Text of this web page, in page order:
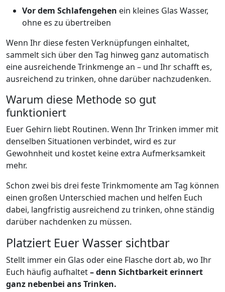
Vor dem Schlafengehen ein kleines Glas Wasser,
ohne es zu übertreiben
Wenn Ihr diese festen Verknüpfungen einhaltet,
sammelt sich über den Tag hinweg ganz automatisch
eine ausreichende Trinkmenge an – und Ihr schafft es,
ausreichend zu trinken, ohne darüber nachzudenken.
Warum diese Methode so gut
funktioniert
Euer Gehirn liebt Routinen. Wenn Ihr Trinken immer mit
denselben Situationen verbindet, wird es zur
Gewohnheit und kostet keine extra Aufmerksamkeit
mehr.
Schon zwei bis drei feste Trinkmomente am Tag können
einen großen Unterschied machen und helfen Euch
dabei, langfristig ausreichend zu trinken, ohne ständig
darüber nachdenken zu müssen.
Platziert Euer Wasser sichtbar
Stellt immer ein Glas oder eine Flasche dort ab, wo Ihr
Euch häufig aufhaltet– denn Sichtbarkeit erinnert
ganz nebenbei ans Trinken.